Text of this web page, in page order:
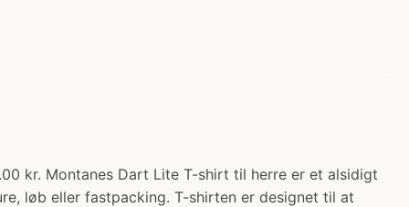
kr. Montanes Dart Lite T-shirt til herre er et alsidigt
løb eller fastpacking. T-shirten er designet til at